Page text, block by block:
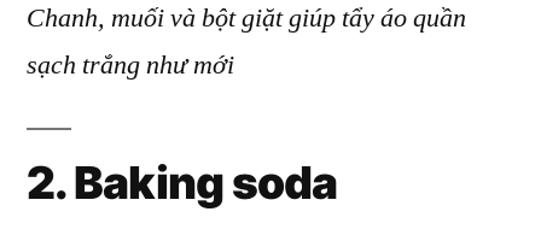
Chanh, muối và bột giặt giúp tẩy áo quần
sạch trắng như mới
2. Baking soda